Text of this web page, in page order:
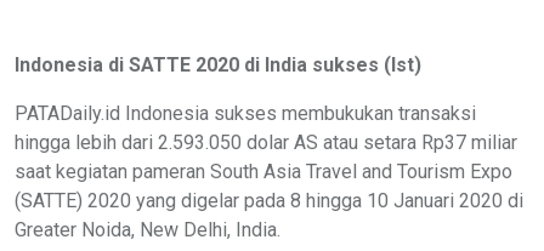
Indonesia di SATTE 2020 di India sukses (Ist)
PATADaily.id Indonesia sukses membukukan transaksi
hingga lebih dari 2.593.050 dolar AS atau setara Rp37 miliar
saat kegiatan pameran South Asia Travel and Tourism Expo
(SATTE) 2020 yang digelar pada 8 hingga 10 Januari 2020 di
Greater Noida, New Delhi, India.